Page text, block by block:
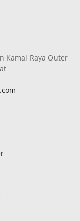
Kamal Raya Outer